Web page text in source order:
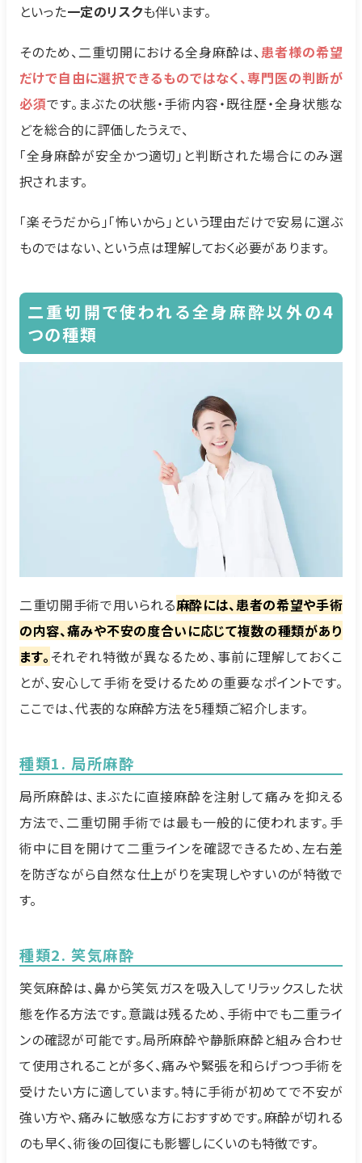
といった一定のリスクも伴います。
そのため、二重切開における全身麻酔は、 患者様の希望
だけで自由に選択できるものではなく、専門医の判断が
必須です。まぶたの状態・手術内容・既往歴・全身状態な
どを総合的に評価したうえで、
「全身麻酔が安全かつ適切」と判断された場合にのみ選
択されます。
「楽そうだから」「怖いから」という理由だけで安易に選ぶ
ものではない、という点は理解しておく必要があります。
二重切開で使われる全身麻酔以外の4
つの種類
二重切開手術で用いられる麻酔には、患者の希望や手術
の内容、痛みや不安の度合いに応じて複数の種類があり
ます。 それぞれ特徴が異なるため、事前に理解しておくこ
とが、安心して手術を受けるための重要なポイントです。
ここでは、代表的な麻酔方法を5種類ご紹介します。
種類1. 局所麻酔
局所麻酔は、まぶたに直接麻酔を注射して痛みを抑える
方法で、二重切開手術では最も一般的に使われます。手
術中に目を開けて二重ラインを確認できるため、左右差
を防ぎながら自然な仕上がりを実現しやすいのが特徴で
す。
種類2. 笑気麻酔
笑気麻酔は、鼻から笑気ガスを吸入してリラックスした状
態を作る方法です。意識は残るため、手術中でも二重ライ
ンの確認が可能です。局所麻酔や静脈麻酔と組み合わせ
て使用されることが多く、痛みや緊張を和らげつつ手術を
受けたい方に適しています。特に手術が初めてで不安が
強い方や、痛みに敏感な方におすすめです。麻酔が切れる
のも早く、術後の回復にも影響しにくいのも特徴です。